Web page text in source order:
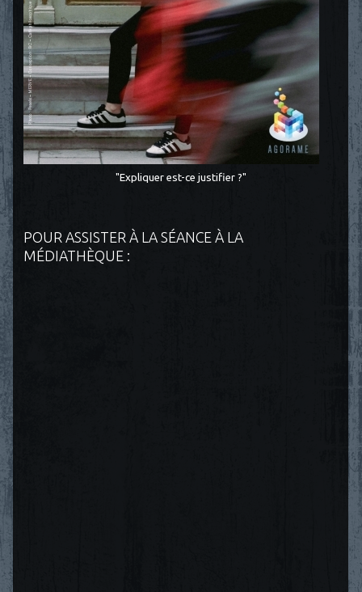
"Expliquer est-ce justifier ?"
POUR ASSISTER À LA SÉANCE À LA
MÉDIATHÈQUE :